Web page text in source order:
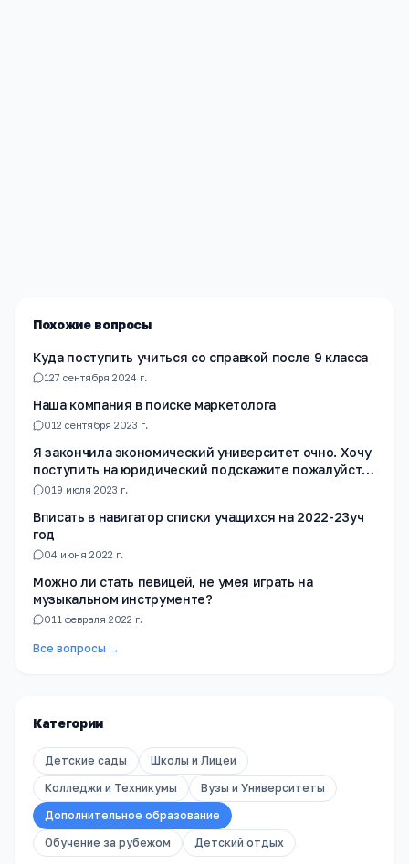
Похожие вопросы
Куда поступить учиться со справкой после 9 класса
127 сентября 2024 г.
Наша компания в поиске маркетолога
012 сентября 2023 г.
Я закончила экономический университет очно. Хочу
поступить на юридический подскажите пожалуйста
на какой факультет лучше подать документы?
019 июля 2023 г.
Вписать в навигатор списки учащихся на 2022-23уч
год
04 июня 2022 г.
Можно ли стать певицей, не умея играть на
музыкальном инструменте?
011 февраля 2022 г.
Все вопросы →
Категории
Детские сады
Школы и Лицеи
Колледжи и Техникумы
Вузы и Университеты
Дополнительное образование
Обучение за рубежом
Детский отдых